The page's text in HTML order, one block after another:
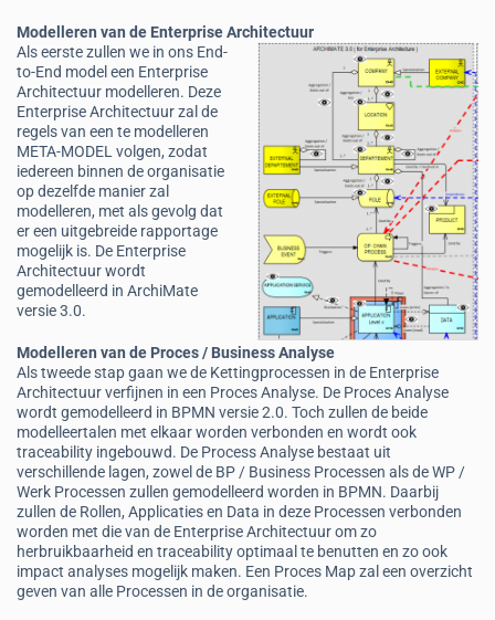
Modelleren van de Enterprise Architectuur
Als eerste zullen we in ons End-
to-End model een Enterprise
Architectuur modelleren. Deze
Enterprise Architectuur zal de
regels van een te modelleren
META-MODEL volgen, zodat
iedereen binnen de organisatie
op dezelfde manier zal
modelleren, met als gevolg dat
er een uitgebreide rapportage
mogelijk is. De Enterprise
Architectuur wordt
gemodelleerd in ArchiMate
versie 3.0.
Modelleren van de Proces / Business Analyse
Als tweede stap gaan we de Kettingprocessen in de Enterprise
Architectuur verfijnen in een Proces Analyse. De Proces Analyse
wordt gemodelleerd in BPMN versie 2.0. Toch zullen de beide
modelleertalen met elkaar worden verbonden en wordt ook
traceability ingebouwd. De Process Analyse bestaat uit
verschillende lagen, zowel de BP / Business Processen als de WP /
Werk Processen zullen gemodelleerd worden in BPMN. Daarbij
zullen de Rollen, Applicaties en Data in deze Processen verbonden
worden met die van de Enterprise Architectuur om zo
herbruikbaarheid en traceability optimaal te benutten en zo ook
impact analyses mogelijk maken. Een Proces Map zal een overzicht
geven van alle Processen in de organisatie.